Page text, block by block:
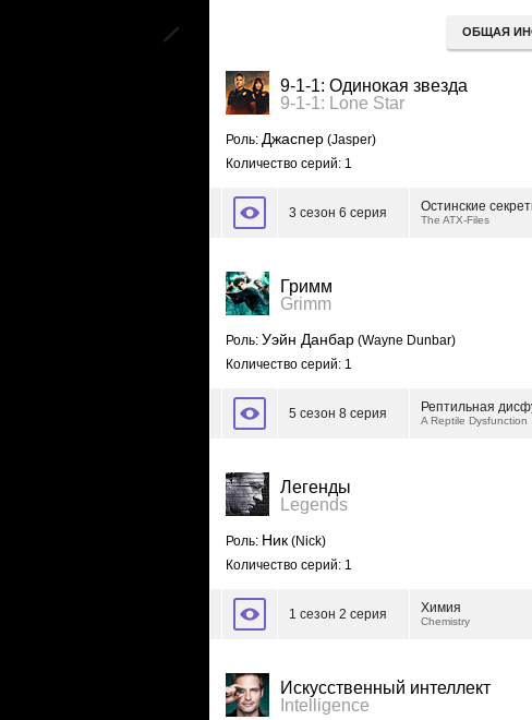
ОБЩАЯ
9-1-1: Одинокая звезда
9-1-1: Lone Star
Роль: Джаспер (Jasper)
Количество серий: 1
3 сезон 6 серия Остинские
The ATX-Files
Гримм
Grimm
Роль: Уэйн Данбар (Wayne Dunbar)
Количество серий: 1
5 сезон 8 серия Рептильная
A Reptile Dysfunction
Легенды
Legends
Роль: Ник (Nick)
Количество серий: 1
1 сезон 2 серия Химия
Chemistry
Искусственный интеллект
Intelligence